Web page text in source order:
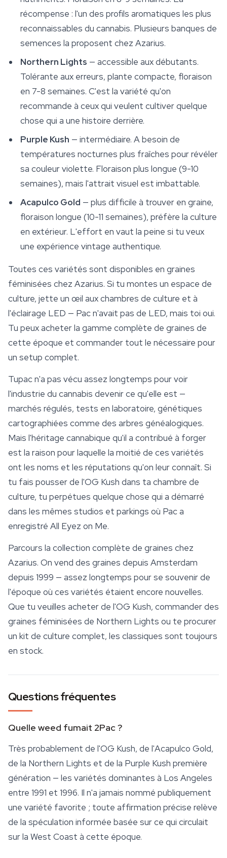
récompense : l'un des profils aromatiques les plus
reconnaissables du cannabis. Plusieurs banques de
semences la proposent chez Azarius.
Northern Lights — accessible aux débutants.
Tolérante aux erreurs, plante compacte, floraison
en 7-8 semaines. C'est la variété qu'on
recommande à ceux qui veulent cultiver quelque
chose qui a une histoire derrière.
Purple Kush — intermédiaire. A besoin de
températures nocturnes plus fraîches pour révéler
sa couleur violette. Floraison plus longue (9-10
semaines), mais l'attrait visuel est imbattable.
Acapulco Gold — plus difficile à trouver en graine,
floraison longue (10-11 semaines), préfère la culture
en extérieur. L'effort en vaut la peine si tu veux
une expérience vintage authentique.
Toutes ces variétés sont disponibles en graines
féminisées chez Azarius. Si tu montes un espace de
culture, jette un œil aux chambres de culture et à
l'éclairage LED — Pac n'avait pas de LED, mais toi oui.
Tu peux acheter la gamme complète de graines de
cette époque et commander tout le nécessaire pour
un setup complet.
Tupac n'a pas vécu assez longtemps pour voir
l'industrie du cannabis devenir ce qu'elle est —
marchés régulés, tests en laboratoire, génétiques
cartographiées comme des arbres généalogiques.
Mais l'héritage cannabique qu'il a contribué à forger
est la raison pour laquelle la moitié de ces variétés
ont les noms et les réputations qu'on leur connaît. Si
tu fais pousser de l'OG Kush dans ta chambre de
culture, tu perpétues quelque chose qui a démarré
dans les mêmes studios et parkings où Pac a
enregistré All Eyez on Me.
Parcours la collection complète de graines chez
Azarius. On vend des graines depuis Amsterdam
depuis 1999 — assez longtemps pour se souvenir de
l'époque où ces variétés étaient encore nouvelles.
Que tu veuilles acheter de l'OG Kush, commander des
graines féminisées de Northern Lights ou te procurer
un kit de culture complet, les classiques sont toujours
en stock.
Questions fréquentes
Quelle weed fumait 2Pac ?
Très probablement de l'OG Kush, de l'Acapulco Gold,
de la Northern Lights et de la Purple Kush première
génération — les variétés dominantes à Los Angeles
entre 1991 et 1996. Il n'a jamais nommé publiquement
une variété favorite ; toute affirmation précise relève
de la spéculation informée basée sur ce qui circulait
sur la West Coast à cette époque.